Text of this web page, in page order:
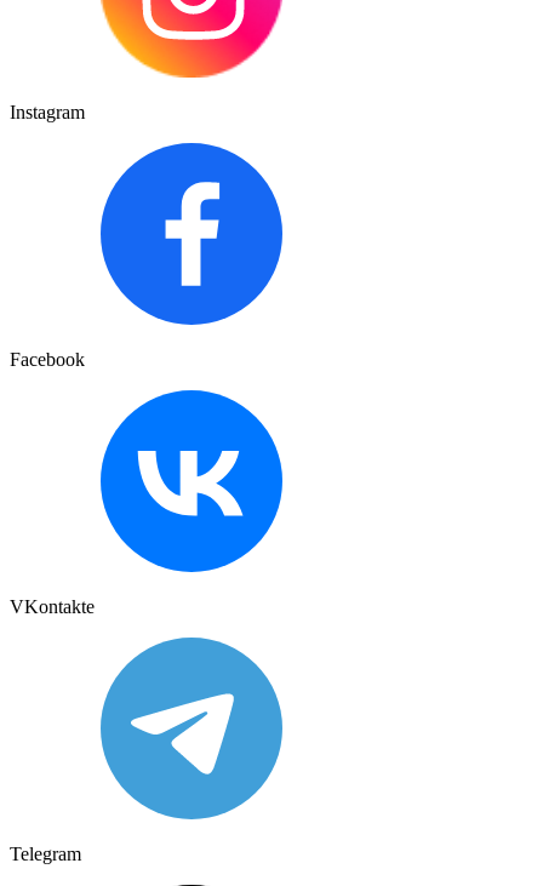
Instagram
Facebook
VKontakte
Telegram